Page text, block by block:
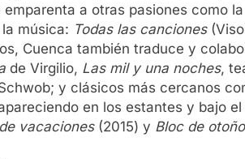
emparenta a otras pasiones como
música: Todas las canciones
Cuenca también traduce y
de Virgilio, Las mil y una noches,
y clásicos más cercanos
en los estantes y bajo
vacaciones(2015) y Bloc de otoño